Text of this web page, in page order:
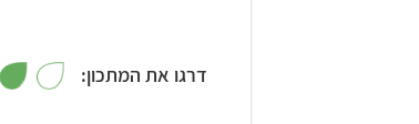
דרגו את המתכון: